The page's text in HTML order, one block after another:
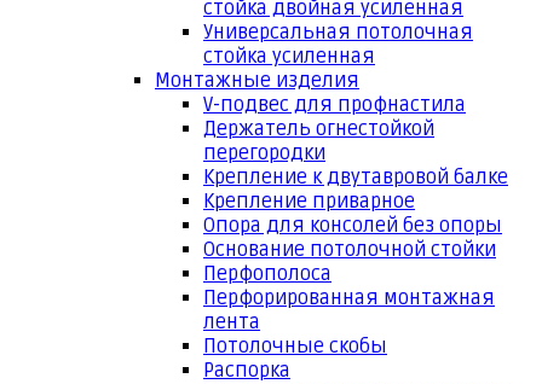
стойка двойная усиленная
Универсальная потолочная
стойка усиленная
Монтажные изделия
V-подвес для профнастила
Держатель огнестойкой
перегородки
Крепление к двутавровой балке
Крепление приварное
Опора для консолей без опоры
Основание потолочной стойки
Перфополоса
Перфорированная монтажная
лента
Потолочные скобы
Распорка